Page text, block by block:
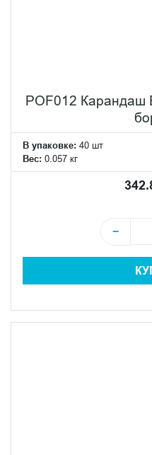
POF012 Карандаш
В упаковке: 40 шт
Вес: 0.057 кг
−